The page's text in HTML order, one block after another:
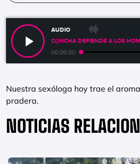
AUDIO
C()NCHA DEFIENDE A LOS
00:00:00
Nuestra sexóloga hoy trae el
pradera.
NOTICIAS